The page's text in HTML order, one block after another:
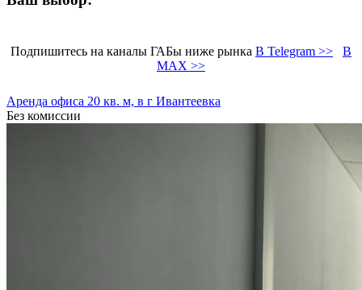
Подпишитесь на каналы ГАБы ниже рынка В Telegram >>
В
MAX >>
Аренда офиса 20 кв. м, в г Ивантеевка
Без комиссии